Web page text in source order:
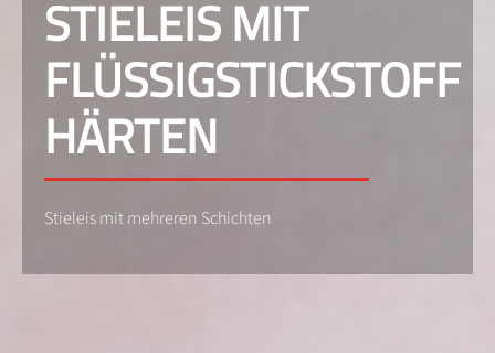
STIELEIS MIT
FLÜSSIGSTICKSTOFF
HÄRTEN
Stieleis mit mehreren Schichten